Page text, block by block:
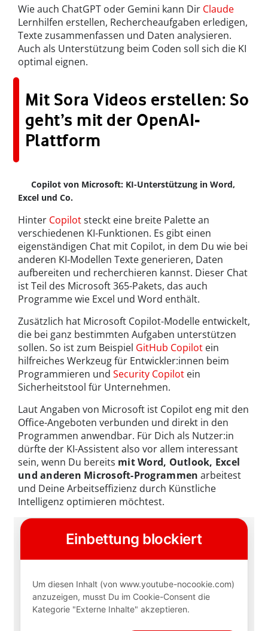
Wie auch ChatGPT oder Gemini kann Dir Claude
Lernhilfen erstellen, Rechercheaufgaben erledigen,
Texte zusammenfassen und Daten analysieren.
Auch als Unterstützung beim Coden soll sich die KI
optimal eignen.
Mit Sora Videos erstellen: So
geht’s mit der OpenAI-
Plattform
Copilot von Microsoft: KI-Unterstützung in Word,
Excel und Co.
Hinter Copilotsteckt eine breite Palette an
verschiedenen KI-Funktionen. Es gibt einen
eigenständigen Chat mit Copilot, in dem Du wie bei
anderen KI-Modellen Texte generieren, Daten
aufbereiten und recherchieren kannst. Dieser Chat
ist Teil des Microsoft 365-Pakets, das auch
Programme wie Excel und Word enthält.
Zusätzlich hat Microsoft Copilot-Modelle entwickelt,
die bei ganz bestimmten Aufgaben unterstützen
sollen. So ist zum Beispiel GitHub Copilot ein
hilfreiches Werkzeug für Entwickler:innen beim
Programmieren und Security Copilot ein
Sicherheitstool für Unternehmen.
Laut Angaben von Microsoft ist Copilot eng mit den
Office-Angeboten verbunden und direkt in den
Programmen anwendbar. Für Dich als Nutzer:in
dürfte der KI-Assistent also vor allem interessant
sein, wenn Du bereits mit Word, Outlook, Excel
und anderen Microsoft-Programmen arbeitest
und Deine Arbeitseffizienz durch Künstliche
Intelligenz optimieren möchtest.